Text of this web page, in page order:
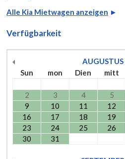
Alle Kia Mietwagen anzeigen ►
Verfügbarkeit
AUGUSTUS
Sun
mon Dien mitt
2
3 4 5
9
10 11 12
16
17 18 19
23
24 25 26
30
31